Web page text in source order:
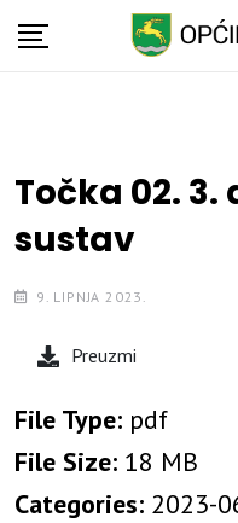
Skip
Točka 02. 3.
sustav
9. LIPNJA 2023.
Preuzmi
File Type: pdf
File Size: 18 MB
Categories: 2023-